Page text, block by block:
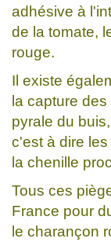
adhésive à
de la tomate,
rouge.
Il existe
la capture
pyrale du
c'est à dire
la chenille
Tous ces
France pour
le charançon